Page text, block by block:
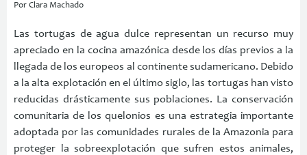
Por Clara Machado
Las tortugas de agua dulce representan un recurso muy
apreciado en la cocina amazónica desde los días previos a la
llegada de los europeos al continente sudamericano. Debido
a la alta explotación en el último siglo, las tortugas han visto
reducidas drásticamente sus poblaciones. La conservación
comunitaria de los quelonios es una estrategia importante
adoptada por las comunidades rurales de la Amazonia para
proteger la sobreexplotación que sufren estos animales,